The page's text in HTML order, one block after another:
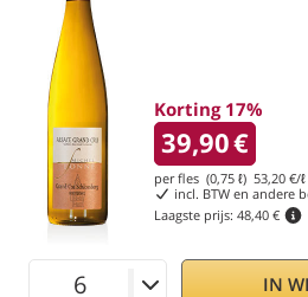
Korting 17%
39,90€
per fles (0,75 ℓ) 53,20 €/ℓ
incl. BTW en andere
Laagste prijs: 48,40 €
IN